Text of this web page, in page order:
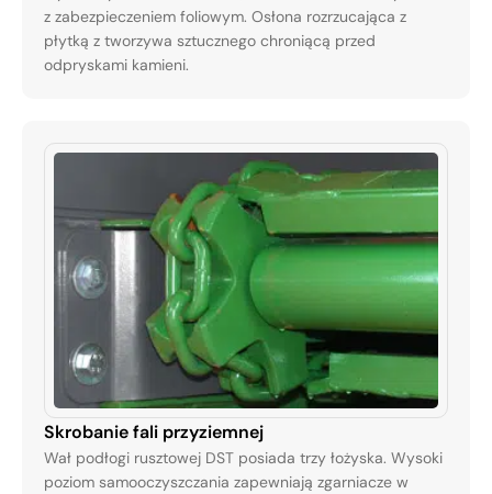
z zabezpieczeniem foliowym. Osłona rozrzucająca z
płytką z tworzywa sztucznego chroniącą przed
odpryskami kamieni.
Skrobanie fali przyziemnej
Wał podłogi rusztowej DST posiada trzy łożyska. Wysoki
poziom samooczyszczania zapewniają zgarniacze w